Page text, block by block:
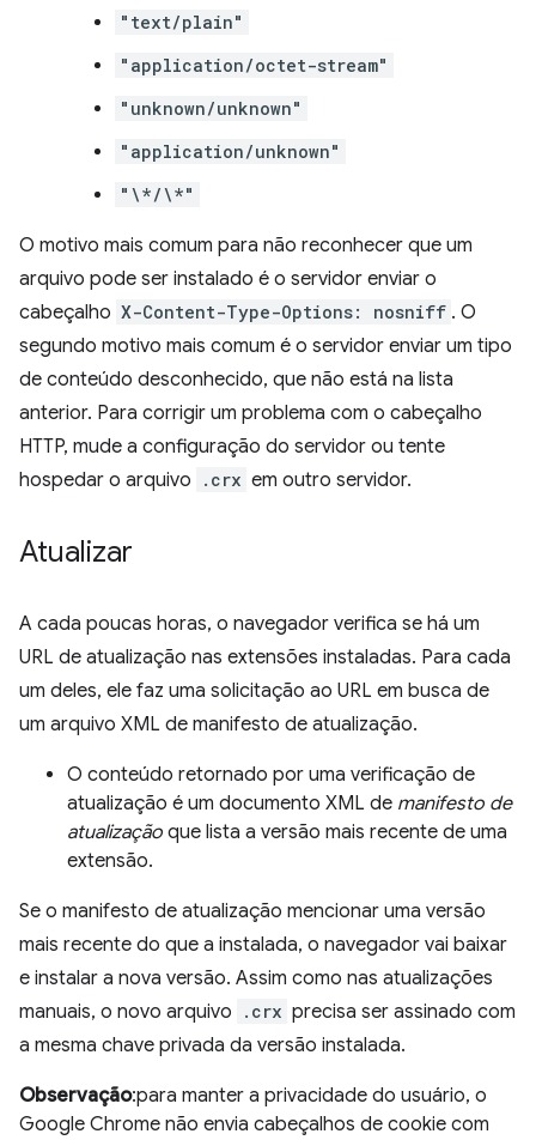
"text/plain"
"application/octet-stream"
"unknown/unknown"
"application/unknown"
"\*/\*"
O motivo mais comum para não reconhecer que um
arquivo pode ser instalado é o servidor enviar o
cabeçalho X-Content-Type-Options: nosniff . O
segundo motivo mais comum é o servidor enviar um tipo
de conteúdo desconhecido, que não está na lista
anterior. Para corrigir um problema com o cabeçalho
HTTP, mude a configuração do servidor ou tente
hospedar o arquivo
.crx em outro servidor.
Atualizar
A cada poucas horas, o navegador verifica se há um
URL de atualização nas extensões instaladas. Para cada
um deles, ele faz uma solicitação ao URL em busca de
um arquivo XML de manifesto de atualização.
O conteúdo retornado por uma verificação de
atualização é um documento XML de manifesto de
atualização que lista a versão mais recente de uma
extensão.
Se o manifesto de atualização mencionar uma versão
mais recente do que a instalada, o navegador vai baixar
e instalar a nova versão. Assim como nas atualizações
manuais, o novo arquivo
.crx precisa ser assinado com
a mesma chave privada da versão instalada.
Observação:para manter a privacidade do usuário, o
Google Chrome não envia cabeçalhos de cookie com